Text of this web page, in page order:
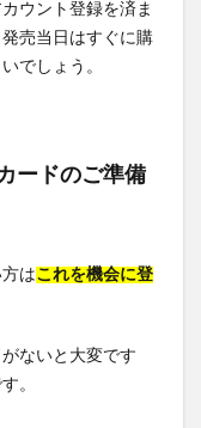
ウント登録を済ま
売当日はすぐに購
でしょう。
ードのご準備
はこれを機会に登
ないと大変です
。